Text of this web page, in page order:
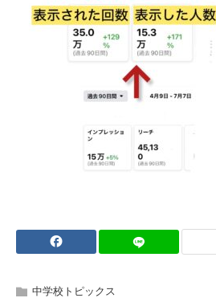
中学校トピックス